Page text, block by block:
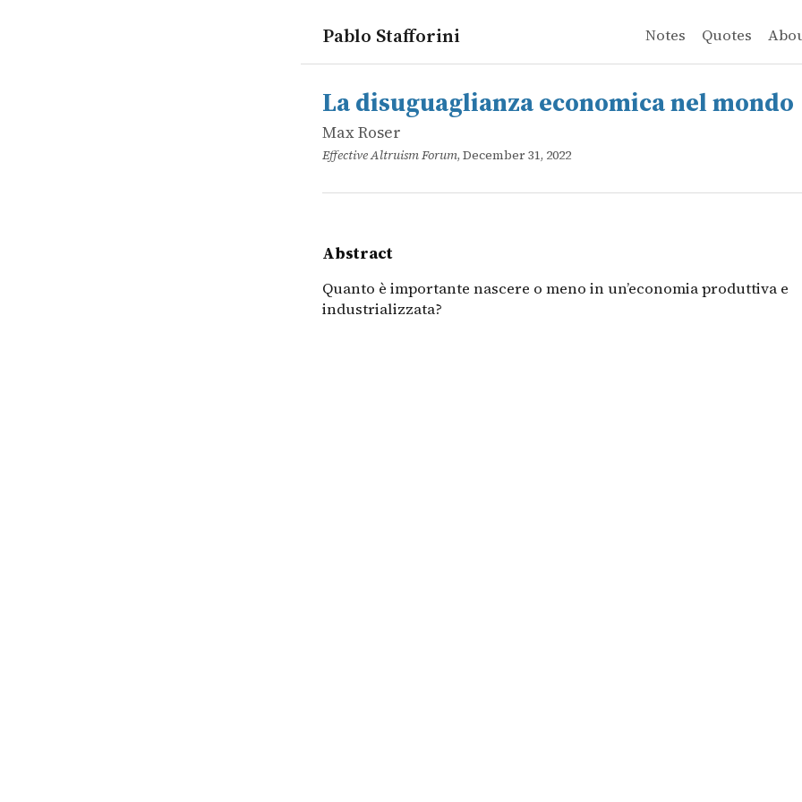
Pablo Stafforini Notes Quotes
works
Max Roser
La disuguaglianza economica nel mondo
online
Quanto è importante nascere o meno in un&rsquo;economia
La disuguaglianza economica nel mondo
Max Roser
Effective Altruism Forum, December 31, 2022
Abstract
Quanto è importante nascere o meno in un’economia produttiva e
industrializzata?